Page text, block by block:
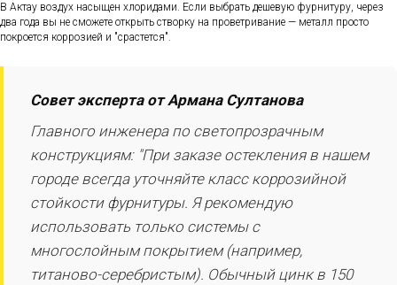
В Актау воздух насыщен хлоридами. Если выбрать дешевую фурнитуру, через
два года вы не сможете открыть створку на проветривание — металл просто
покроется коррозией и "срастется".
Совет эксперта от Армана Султанова
Главного инженера по светопрозрачным
конструкциям: "При заказе остекления в нашем
городе всегда уточняйте класс коррозийной
стойкости фурнитуры. Я рекомендую
использовать только системы с
многослойным покрытием (например,
титаново-серебристым). Обычный цинк в 150